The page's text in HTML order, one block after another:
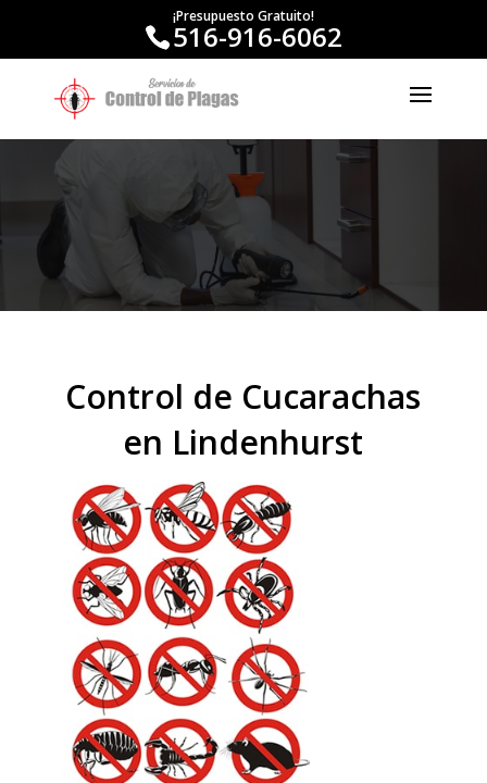
¡Presupuesto Gratuito!
516-916-6062
Control de Cucarachas
en Lindenhurst